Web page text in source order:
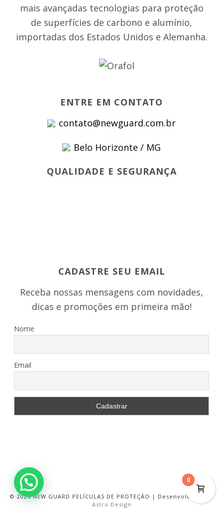
mais avançadas tecnologias para proteção
de superfícies de carbono e alumínio,
importadas dos Estados Unidos e Alemanha.
ENTRE EM CONTATO
contato@newguard.com.br
Belo Horizonte / MG
QUALIDADE E SEGURANÇA
CADASTRE SEU EMAIL
Receba nossas mensagens com novidades,
dicas e promoções em primeira mão!
Nome
Email
© 2026 NEW GUARD PELÍCULAS DE PROTEÇÃO | Desenvolvido por
Astro Design
0